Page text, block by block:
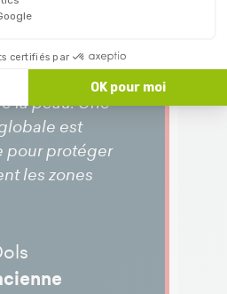
clé réside dans
d’un matelas
surveillance
la peau. Une
est
pour protéger
les zones
certifiés par
OK pour moi